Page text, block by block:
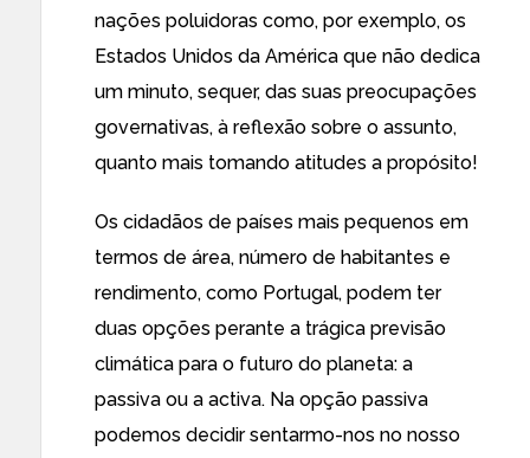
nações poluidoras como, por exemplo, os
Estados Unidos da América que não dedica
um minuto, sequer, das suas preocupações
governativas, à reflexão sobre o assunto,
quanto mais tomando atitudes a propósito!
Os cidadãos de países mais pequenos em
termos de área, número de habitantes e
rendimento, como Portugal, podem ter
duas opções perante a trágica previsão
climática para o futuro do planeta: a
passiva ou a activa. Na opção passiva
podemos decidir sentarmo-nos no nosso